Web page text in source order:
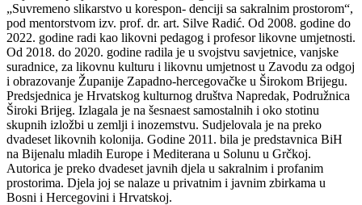
„Suvremeno slikarstvo u korespon- denciji sa sakralnim prostorom“,
pod mentorstvom izv. prof. dr. art. Silve Radić. Od 2008. godine do
2022. godine radi kao likovni pedagog i profesor likovne umjetnosti.
Od 2018. do 2020. godine radila je u svojstvu savjetnice, vanjske
suradnice, za likovnu kulturu i likovnu umjetnost u Zavodu za odgoj
i obrazovanje Županije Zapadno-hercegovačke u Širokom Brijegu.
Predsjednica je Hrvatskog kulturnog društva Napredak, Podružnica
Široki Brijeg. Izlagala je na šesnaest samostalnih i oko stotinu
skupnih izložbi u zemlji i inozemstvu. Sudjelovala je na preko
dvadeset likovnih kolonija. Godine 2011. bila je predstavnica BiH
na Bijenalu mladih Europe i Mediterana u Solunu u Grčkoj.
Autorica je preko dvadeset javnih djela u sakralnim i profanim
prostorima. Djela joj se nalaze u privatnim i javnim zbirkama u
Bosni i Hercegovini i Hrvatskoj.